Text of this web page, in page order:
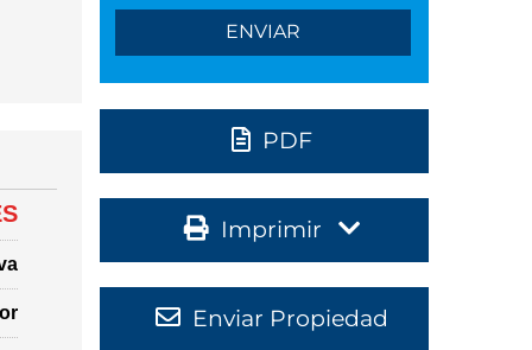
PDF
Imprimir
Enviar Propiedad